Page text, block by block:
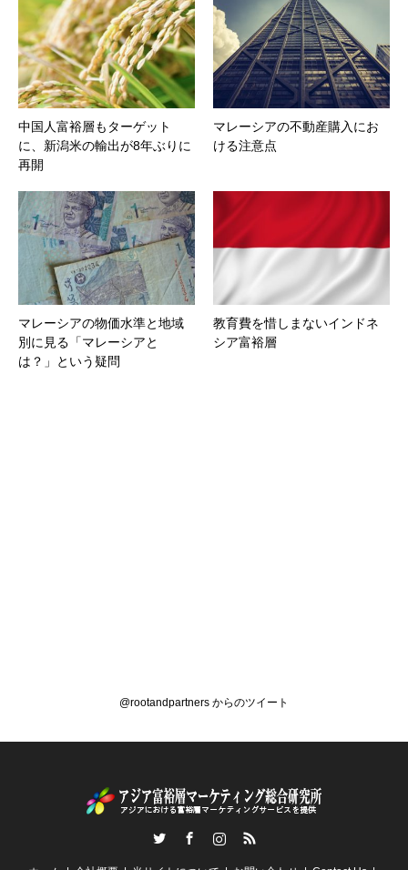
中国人富裕層もターゲット
に、新潟米の輸出が8年ぶりに
再開
マレーシアの不動産購入にお
ける注意点
マレーシアの物価水準と地域
別に見る「マレーシアと
は？」という疑問
教育費を惜しまないインドネ
シア富裕層
@rootandpartners からのツイート
RSS